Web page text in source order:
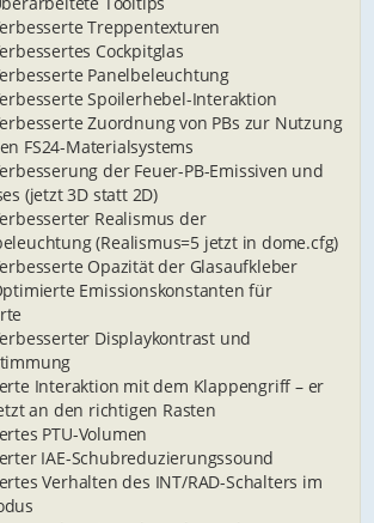
Treppentexturen
Cockpitglas
Panelbeleuchtung
Spoilerhebel-Interaktion
Zuordnung von PBs zur Nutzung
FS24-Materialsystems
der Feuer-PB-Emissiven und
(jetzt 3D statt 2D)
Realismus der
(Realismus=5 jetzt in dome.cfg)
Opazität der Glasaufkleber
Emissionskonstanten für
Displaykontrast und
Interaktion mit dem Klappengriff – er
an den richtigen Rasten
PTU-Volumen
IAE-Schubreduzierungssound
Verhalten des INT/RAD-Schalters im